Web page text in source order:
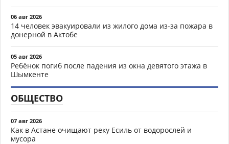
06 авг 2026
14 человек эвакуировали из жилого дома из-за пожара в
донерной в Актобе
05 авг 2026
Ребёнок погиб после падения из окна девятого этажа в
Шымкенте
ОБЩЕСТВО
07 авг 2026
Как в Астане очищают реку Есиль от водорослей и
мусора